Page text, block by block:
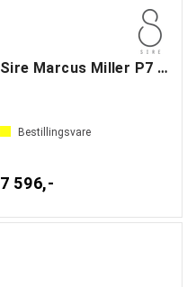
Sire Marcus Miller P7 Alder-4 Black
Bestillingsvare
7 596,-